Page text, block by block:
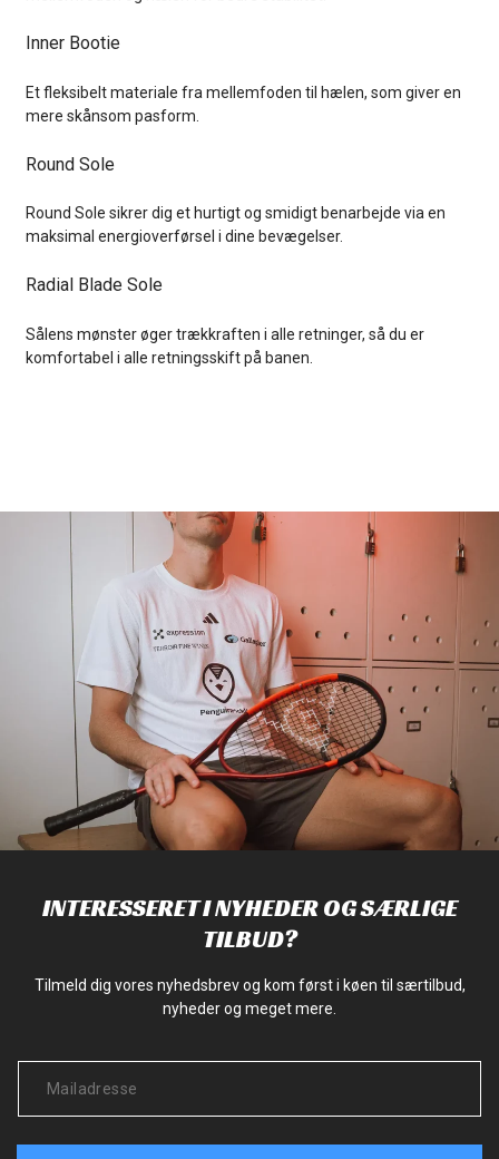
Inner Bootie
Et fleksibelt materiale fra mellemfoden til hælen, som giver en
mere skånsom pasform.
Round Sole
Round Sole sikrer dig et hurtigt og smidigt benarbejde via en
maksimal energioverførsel i dine bevægelser.
Radial Blade Sole
Sålens mønster øger trækkraften i alle retninger, så du er
komfortabel i alle retningsskift på banen.
INTERESSERET I NYHEDER OG SÆRLIGE
TILBUD?
Tilmeld dig vores nyhedsbrev og kom først i køen til særtilbud,
nyheder og meget mere.